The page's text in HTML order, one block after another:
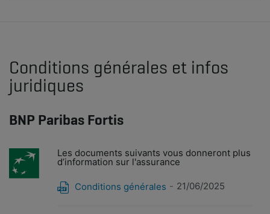
Conditions générales et infos
juridiques
BNP Paribas Fortis
Les documents suivants vous donneront plus
d’information sur l'assurance
Conditions générales 21/06/2025